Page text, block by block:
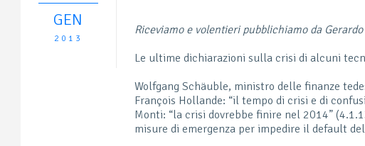
GEN
2013
Riceviamo e volentieri pubblichiamo da
Le ultime dichiarazioni sulla crisi di alcuni
Wolfgang Schäuble, ministro delle finanze
François Hollande: “il tempo di crisi e di
Monti: “la crisi dovrebbe finire nel 2014”
misure di emergenza per impedire il default